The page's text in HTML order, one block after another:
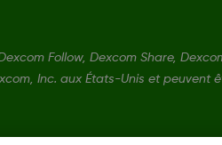
Follow, Dexcom Share,
Inc. aux États-Unis et peuvent